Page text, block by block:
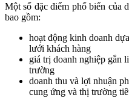
Một số đặc điểm phổ biến của
bao gồm:
hoạt động kinh doanh
lưới khách hàng
giá trị doanh nghiệp gắn
trường
doanh thu và lợi nhuận
cung ứng và thị trường